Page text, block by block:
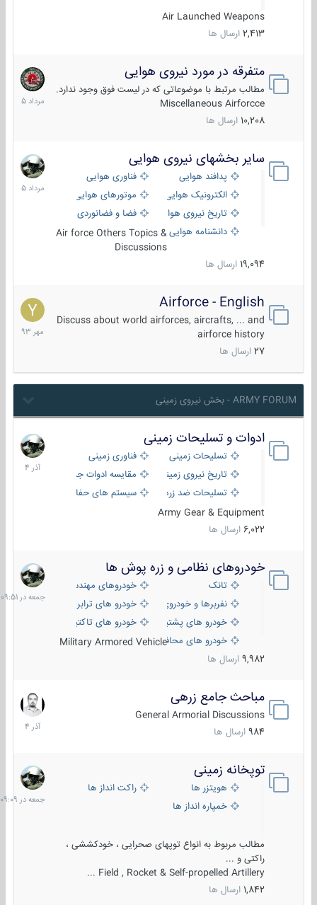
Air Launched Weapons
2,413 ارسال ها
متفرقه در مورد نیروی هوایی
مطالب مرتبط با موضوعاتی که در لیست فوق وجود ندارد.
Miscellaneous Airforcce
10,208 ارسال ها
7
مرداد
1405
سایر بخشهای نیروی هوایی
پدافند هوایی
فناوری هوایی
الکترونیک هوایی
موتورهای هوایی
تاریخ نیروی هوایی
فضا و فضانوردی
دانشنامه هواییAir force Others Topics &
Discussions
19,094 ارسال ها
2
مرداد
1405
Airforce - English
Discuss about world airforces, aircrafts, ... and
airforce history
27 ارسال ها
15
مهر
1393
ARMY FORUM - بخش نیروی زمینی
ادوات و تسلیحات زمینی
تسلیحات زمینی
فناوری زمینی
تاریخ نیروی زمینی
مقایسه ادوات جنگی
تسلیحات ضد زره
سیستم های حفاظت فعال
Army Gear & Equipment
6,022 ارسال ها
21
آذر
1404
خودروهای نظامی و زره پوش ها
تانک
خودروهای مهندسی
نفربرها و خودروی های رزمی پیاده نظام
خودرو های ترابری نظامی
خودرو های پشتیبانی آتش ، شناسایی و ضد تانک
خودرو های تاکتیکی نظامی
خودرو های محافظت شدهMilitary Armored Vehicle
9,982 ارسال ها
جمعه
در
09:51
مباحث جامع زرهی
General Armorial Discussions
984 ارسال ها
7
آذر
1404
توپخانه زمینی
هویتزر ها
راکت انداز ها
خمپاره انداز ها
مطالب مربوط به انواع توپهای صحرایی ، خودکششی ،
راکتی و ...
Field , Rocket & Self-propelled Artillery ...
1,842 ارسال ها
جمعه
در
09:09